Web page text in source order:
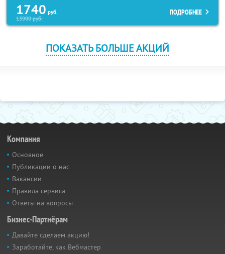
1740 руб.
13900руб.
ПОДРОБНЕЕ
ПОКАЗАТЬ БОЛЬШЕ АКЦИЙ
Компания
Основное
Публикации о нас
Вакансии
Правила сервиса
Ответы на вопросы
Бизнес-Партнёрам
Давайте сделаем акцию!
Заработайте, как Вебмастер